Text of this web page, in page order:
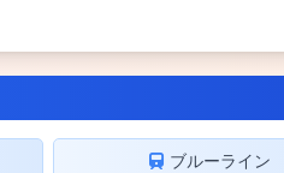
ブルーライン